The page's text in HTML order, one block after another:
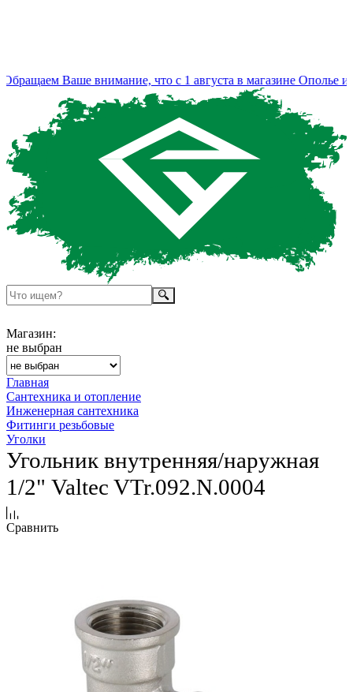
Ваше внимание, что с 1 августа в магазине Ополье
Магазин:
не выбран
Главная
Сантехника и отопление
Инженерная сантехника
Фитинги резьбовые
Уголки
Угольник внутренняя/наружная
1/2" Valtec VTr.092.N.0004
Сравнить